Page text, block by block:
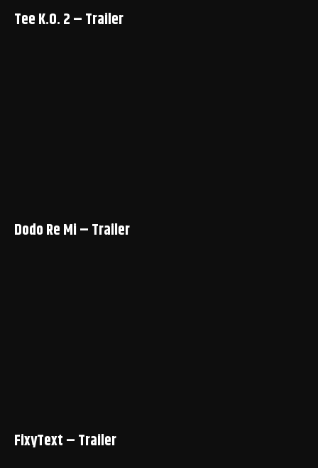
Tee K.O. 2 – Trailer
Dodo Re Mi – Trailer
FixyText – Trailer